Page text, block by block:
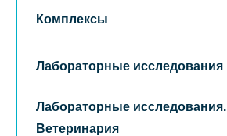
Комплексы
Лабораторные исследования
Лабораторные исследования.
Ветеринария